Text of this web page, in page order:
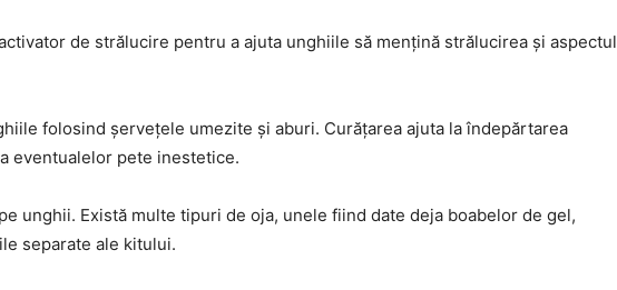
de strălucire pentru a ajuta unghiile să mențină strălucirea și aspectul
folosind șervețele umezite și aburi. Curățarea ajuta la îndepărtarea
eventualelor pete inestetice.
unghii. Există multe tipuri de oja, unele fiind date deja boabelor de gel,
separate ale kitului.